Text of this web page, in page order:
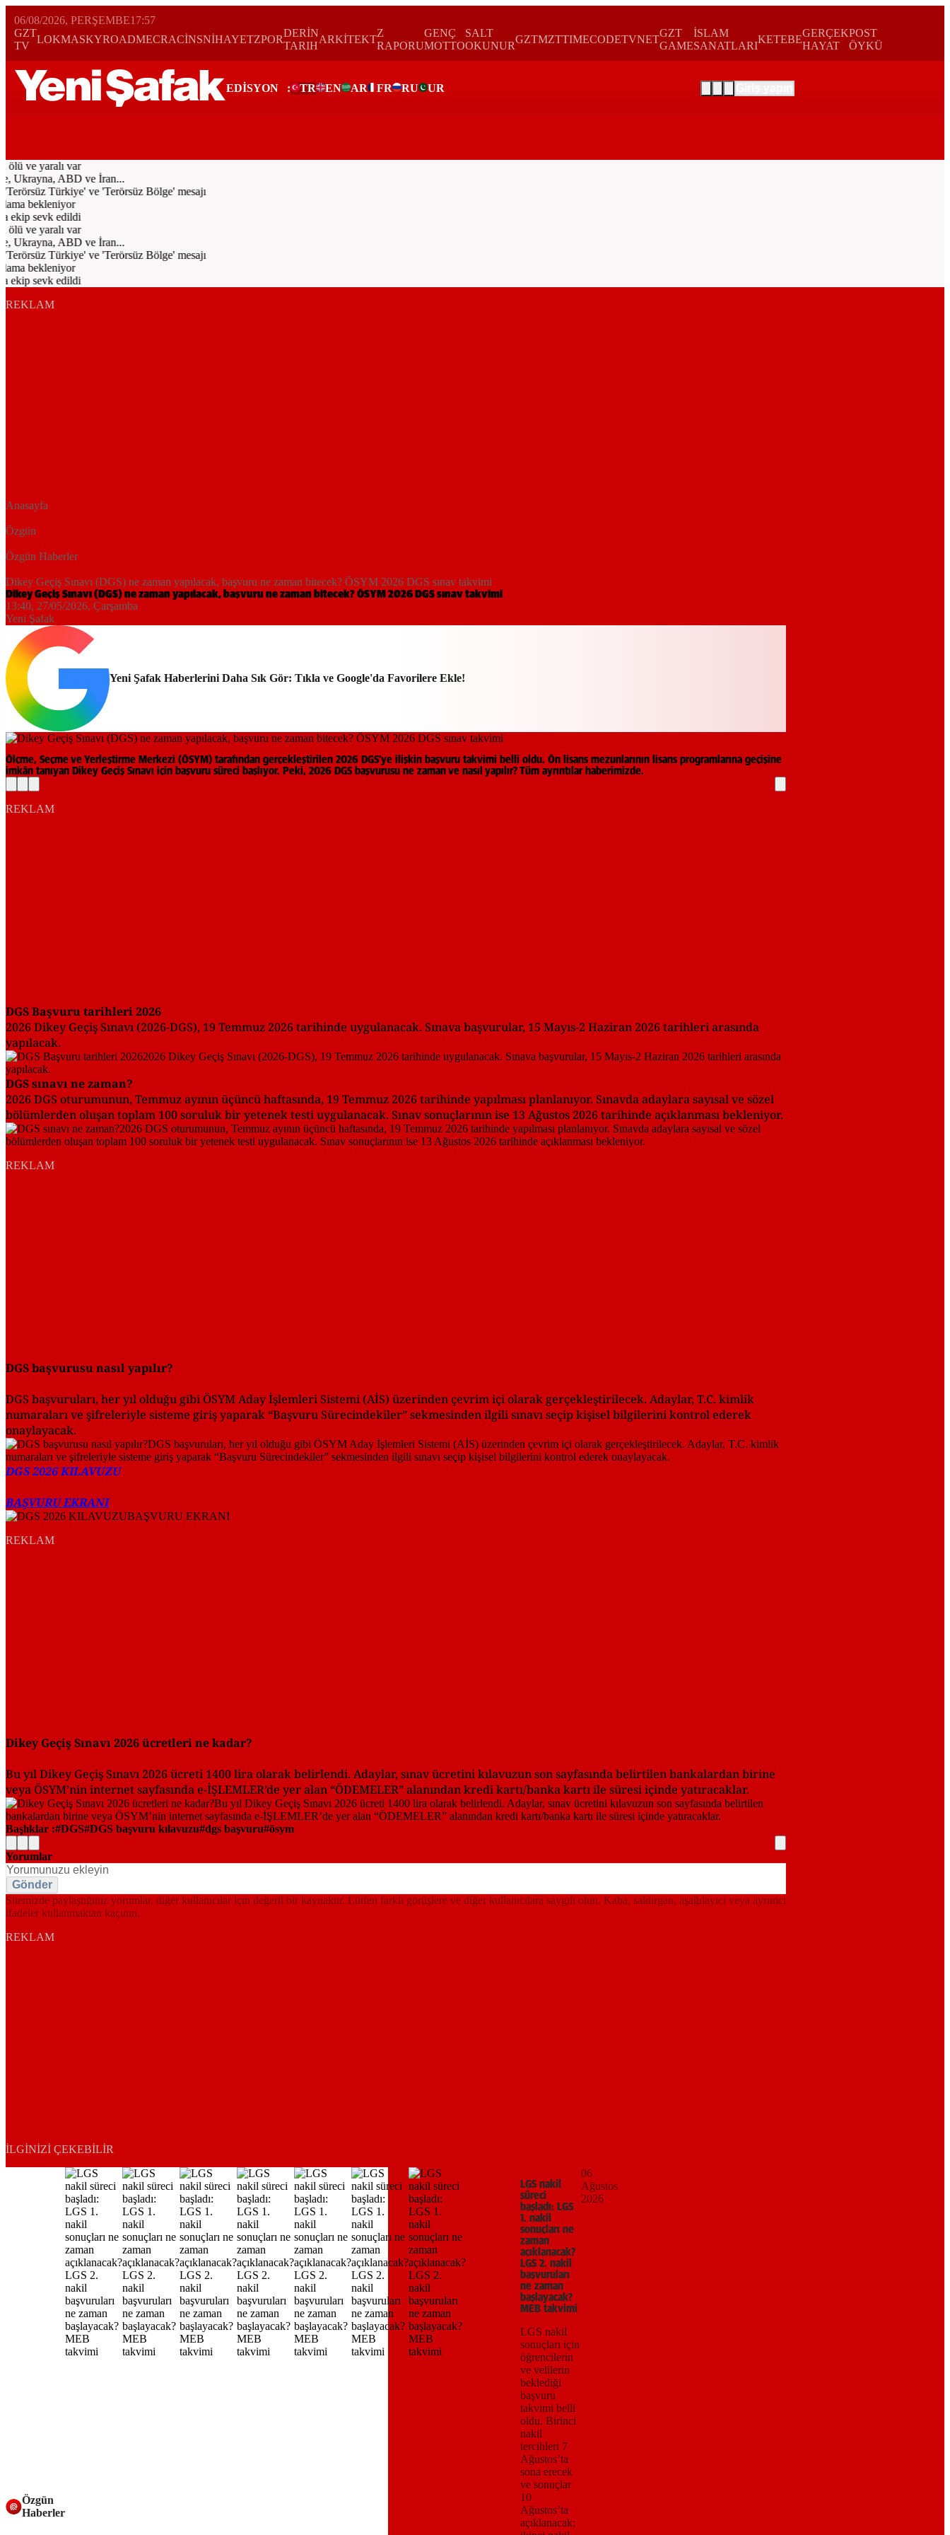
06/08/2026, PERŞEMBE17:57
GZT
TV
LOKMASKYROADMECRACİNSNİHAYETZPOR
DERİN
TARIH
ARKİTEKT
Z
RAPORU
GENÇ
MOTTO
SALT
OKUNUR
GZTMZTTIMECODETVNET
GZT
GAME
İSLAM
SANATLARI
KETEBE
GERÇEK
HAYAT
POST
ÖYKÜ
EDİSYON : TR EN AR FR RU UR
ve yaralı var
Ukrayna, ABD ve İran...
Türkiye' ve 'Terörsüz Bölge' mesajı
bekleniyor
sevk edildi
ve yaralı var
Ukrayna, ABD ve İran...
Türkiye' ve 'Terörsüz Bölge' mesajı
bekleniyor
sevk edildi
REKLAM
Anasayfa
Özgün
Özgün Haberler
Dikey Geçiş Sınavı (DGS) ne zaman yapılacak, başvuru ne zaman bitecek? ÖSYM 2026 DGS sınav takvimi
Dikey Geçiş Sınavı (DGS) ne zaman yapılacak, başvuru ne zaman bitecek? ÖSYM 2026 DGS sınav takvimi
13:40, 27/05/2026, Çarşamba
Yeni Şafak
Yeni Şafak Haberlerini Daha Sık Gör: Tıkla ve Google'da Favorilere Ekle!
Ölçme, Seçme ve Yerleştirme Merkezi (ÖSYM) tarafından gerçekleştirilen 2026 DGS'ye ilişkin başvuru takvimi belli oldu. Ön lisans mezunlarının lisans programlarına geçişine
imkân tanıyan Dikey Geçiş Sınavı için başvuru süreci başlıyor. Peki, 2026 DGS başvurusu ne zaman ve nasıl yapılır? Tüm ayrıntılar haberimizde.
REKLAM
DGS Başvuru tarihleri 2026
2026 Dikey Geçiş Sınavı (2026-DGS), 19 Temmuz 2026 tarihinde uygulanacak. Sınava başvurular, 15 Mayıs-2 Haziran 2026 tarihleri arasında
yapılacak.
DGS sınavı ne zaman?
2026 DGS oturumunun, Temmuz ayının üçüncü haftasında, 19 Temmuz 2026 tarihinde yapılması planlanıyor. Sınavda adaylara sayısal ve sözel
bölümlerden oluşan toplam 100 soruluk bir yetenek testi uygulanacak. Sınav sonuçlarının ise 13 Ağustos 2026 tarihinde açıklanması bekleniyor.
REKLAM
DGS başvurusu nasıl yapılır?
DGS başvuruları, her yıl olduğu gibi ÖSYM Aday İşlemleri Sistemi (AİS) üzerinden çevrim içi olarak gerçekleştirilecek. Adaylar, T.C. kimlik
numaraları ve şifreleriyle sisteme giriş yaparak “Başvuru Sürecindekiler” sekmesinden ilgili sınavı seçip kişisel bilgilerini kontrol ederek
onaylayacak.
DGS 2026 KILAVUZU
BAŞVURU EKRANI
REKLAM
Dikey Geçiş Sınavı 2026 ücretleri ne kadar?
Bu yıl Dikey Geçiş Sınavı 2026 ücreti 1400 lira olarak belirlendi. Adaylar, sınav ücretini kılavuzun son sayfasında belirtilen bankalardan birine
veya ÖSYM’nin internet sayfasında e-İŞLEMLER’de yer alan “ÖDEMELER” alanından kredi kartı/banka kartı ile süresi içinde yatıracaklar.
Başlıklar : DGS DGS başvuru kılavuzu dgs başvuru ösym
Yorumlar
Gönder
Sitemizde paylaştığınız yorumlar, diğer kullanıcılar için değerli bir kaynaktır. Lütfen farklı görüşlere ve diğer kullanıcılara saygılı olun. Kaba, saldırgan, aşağılayıcı veya ayrımcı
ifadeler kullanmaktan kaçının.
REKLAM
İLGINIZI ÇEKEBILIR
Özgün
Haberler
LGS nakil
süreci
başladı: LGS
1. nakil
sonuçları ne
zaman
açıklanacak?
LGS 2. nakil
başvuruları
ne zaman
başlayacak?
MEB takvimi
LGS nakil
sonuçları için
öğrencilerin
ve velilerin
beklediği
başvuru
takvimi belli
oldu. Birinci
nakil
tercihleri 7
Ağustos’ta
sona erecek
ve sonuçlar
10
Ağustos’ta
açıklanacak;
06
Ağustos
2026